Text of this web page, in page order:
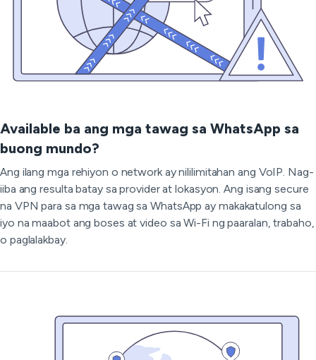
Available ba ang mga tawag sa WhatsApp sa
buong mundo?
Ang ilang mga rehiyon o network ay nililimitahan ang VoIP. Nag-
iiba ang resulta batay sa provider at lokasyon. Ang isang secure
na VPN para sa mga tawag sa WhatsApp ay makakatulong sa
iyo na maabot ang boses at video sa Wi-Fi ng paaralan, trabaho,
o paglalakbay.